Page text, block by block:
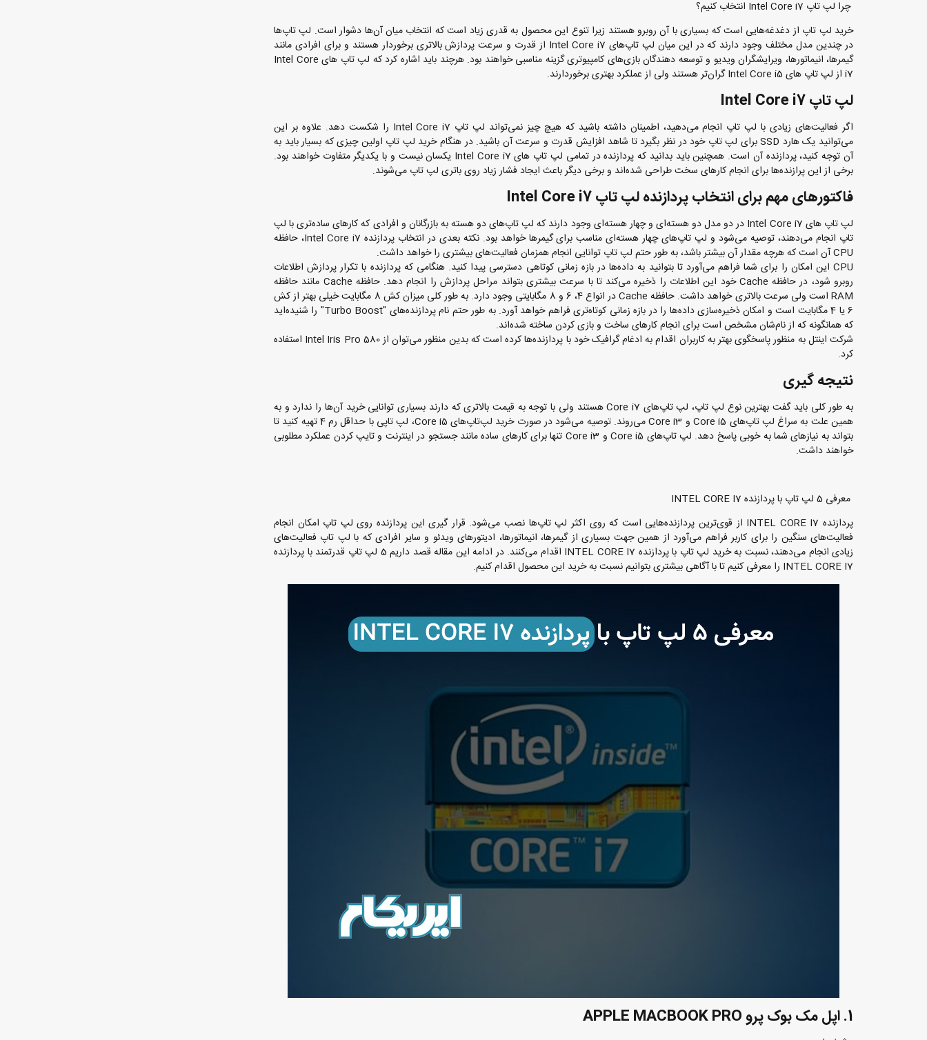
چرا لپ تاپ Intel Core i7 انتخاب کنیم؟
خرید لپ تاپ از دغدغه‌هایی است که بسیاری با آن روبرو هستند زیرا تنوع این محصول به قدری زیاد است که انتخاب میان آن‌ها دشوار است. لپ تاپ‌ها
در چندین مدل مختلف وجود دارند که در این میان لپ تاپ‌های Intel Core i7 از قدرت و سرعت پردازش بالاتری برخوردار هستند و برای افرادی مانند
گیمرها، انیماتورها، ویرایشگران ویدیو و توسعه دهندگان بازی‌های کامپیوتری گزینه مناسبی خواهند بود. هرچند باید اشاره کرد که لپ تاپ های Intel Core
i7 از لپ تاپ های Intel Core i5 گران‌تر هستند ولی از عملکرد بهتری برخوردارند.
لپ تاپ Intel Core i7
اگر فعالیت‌های زیادی با لپ تاپ
انجام می‌دهید، اطمینان داشته باشید که هیچ چیز نمی‌تواند لپ تاپ Intel Core i7 را شکست دهد. علاوه بر این
می‌توانید یک هارد SSD برای لپ تاپ خود در نظر بگیرد تا شاهد افزایش قدرت و سرعت آن باشید. در هنگام خرید لپ تاپ اولین چیزی که بسیار باید به
آن توجه کنید، پردازنده آن است. همچنین باید بدانید که پردازنده در تمامی لپ تاپ ‌های Intel Core i7 یکسان نیست و با یکدیگر متفاوت خواهند بود.
برخی از این پرازنده‌ها برای انجام کارهای سخت طراحی شده‌اند و برخی دیگر باعث ایجاد فشار زیاد روی باتری لپ تاپ می‌شوند.
فاکتورهای مهم برای انتخاب پردازنده لپ تاپ Intel Core i7
لپ تاپ های Intel Core i7 در دو مدل دو هسته‌ای و چهار هسته‌ای وجود دارند که لپ تاپ‌های دو هسته به بازرگانان و افرادی که کارهای ساده‌تری با لپ
تاپ انجام می‌دهند، توصیه می‌شود و لپ تاپ‌های چهار هسته‌ای مناسب برای گیمرها خواهد بود. نکته بعدی در انتخاب پردازنده Intel Core i7، حافظه
CPU آن است که هرچه مقدار آن بیشتر باشد، به طور حتم لپ تاپ توانایی انجام همزمان فعالیت‌های بیشتری را خواهد داشت.
CPU‌ این امکان را برای شما فراهم می‌آورد تا بتوانید به داده‌ها در بازه زمانی کوتاهی دسترسی پیدا کنید. هنگامی که پردازنده با تکرار پردازش اطلاعات
روبرو شود، در حافظه Cache خود این اطلاعات را ذخیره می‌کند تا با سرعت بیشتری بتواند مراحل پردازش را انجام دهد. حافظه Cache مانند حافظه
RAM است ولی سرعت بالاتری خواهد داشت. حافظه Cache در انواع 4، 6 و 8 مگابایتی وجود دارد. به طور کلی میزان کش 8 مگابایت خیلی بهتر از کش
6 یا 4 مگابایت است و امکان ذخیره‌سازی داده‌ها را در بازه زمانی کوتاه‌تری فراهم خواهد آورد. به طور حتم نام پردازنده‌های "Turbo Boost" را شنیده‌اید
که همانگونه که از نام‌شان مشخص است برای انجام کارهای ساخت و بازی کردن ساخته شده‌اند.
شرکت اینتل به منظور پاسخگوی بهتر به کاربران اقدام به ادغام گرافیک خود با پردازنده‌ها کرده است که بدین منظور می‌توان از Intel Iris Pro 580 استفاده
کرد.
نتیجه گیری
به طور کلی باید گفت بهترین نوع لپ تاپ، لپ تاپ‌های Core i7 هستند ولی با توجه به قیمت بالاتری که دارند بسیاری توانایی خرید آن‌ها را ندارد و به
همین علت به سراغ لپ تاپ‌های Core i5 و Core i3 می‌روند. توصیه می‌شود در صورت خرید لپ‌تاپ‌های Core i5، لپ تاپی با حداقل رم 4 تهیه کنید تا
بتواند به نیازهای شما به خوبی پاسخ دهد. لپ تاپ‌های Core i5 و Core i3 تنها برای کارهای ساده مانند جستجو در اینترنت و تایپ کردن عملکرد مطلوبی
خواهند داشت.
معرفی 5 لپ تاپ با پردازنده INTEL CORE I7
پردازنده INTEL CORE I7 از قوی‌ترین پردازنده‌هایی است که روی اکثر لپ تاپ‌ها نصب می‌شود. قرار گیری این پردازنده روی لپ تاپ امکان انجام
فعالیت‌های سنگین را برای کاربر فراهم می‌آورد از همین جهت بسیاری از گیمرها، انیماتورها، ادیتورهای ویدئو و سایر افرادی که با لپ تاپ فعالیت‌های
زیادی انجام می‌دهند، نسبت به خرید لپ تاپ با پردازنده INTEL CORE I7 اقدام می‌کنند. در ادامه این مقاله قصد داریم 5 لپ تاپ قدرتمند با پردازنده
INTEL CORE I7 را معرفی کنیم تا با آگاهی بیشتری بتوانیم نسبت به خرید این محصول اقدام کنیم.
1. اپل مک بوک پرو APPLE MACBOOK PRO